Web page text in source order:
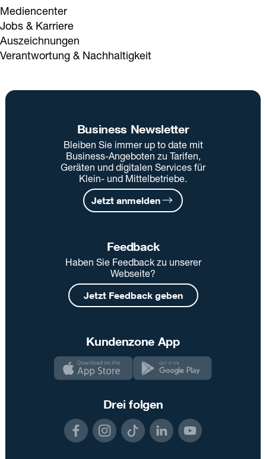
Mediencenter
Jobs & Karriere
Auszeichnungen
Verantwortung & Nachhaltigkeit
Business Newsletter
Bleiben Sie immer up to date mit
Business-Angeboten zu Tarifen,
Geräten und digitalen Services für
Klein- und Mittelbetriebe.
Jetzt anmelden
Feedback
Haben Sie Feedback zu unserer
Webseite?
Jetzt Feedback geben
Kundenzone App
Drei folgen